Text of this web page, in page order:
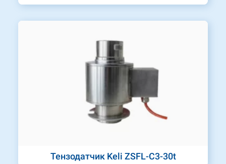
Тензодатчик Keli ZSFL-C3-30t